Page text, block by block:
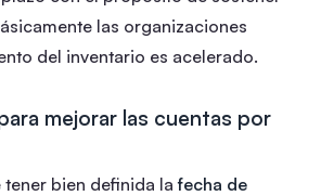
las organizaciones
del inventario es acelerado.
mejorar las cuentas por
tener bien definida lafecha de